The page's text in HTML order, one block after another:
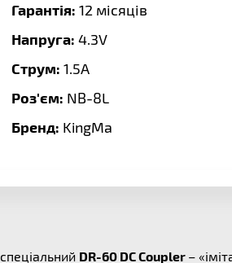
Гарантія: 12 місяців
Напруга: 4.3V
Струм: 1.5A
Роз'єм: NB-8L
Бренд: KingMa
DR-60 DC Coupler –